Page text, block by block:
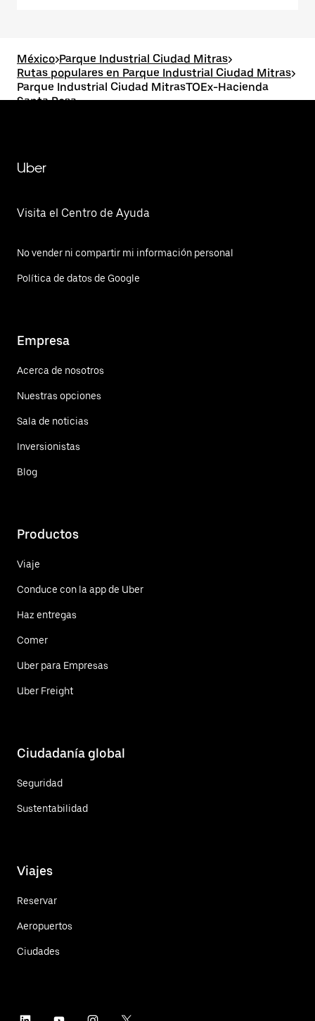
México>Parque Industrial Ciudad Mitras>
Rutas populares en Parque Industrial Ciudad Mitras>
Parque Industrial Ciudad MitrasTOEx-Hacienda
Santa Rosa
Uber
Visita el Centro de Ayuda
No vender ni compartir mi información personal
Política de datos de Google
Empresa
Acerca de nosotros
Nuestras opciones
Sala de noticias
Inversionistas
Blog
Productos
Viaje
Conduce con la app de Uber
Haz entregas
Comer
Uber para Empresas
Uber Freight
Ciudadanía global
Seguridad
Sustentabilidad
Viajes
Reservar
Aeropuertos
Ciudades